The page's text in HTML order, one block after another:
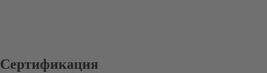
Сертификация